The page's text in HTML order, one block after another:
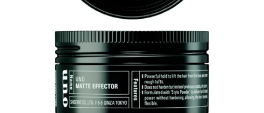
電子/紙本書
HOT